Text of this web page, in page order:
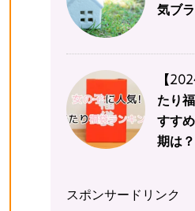
気ブ
【
たり
すす
期は？
スポンサードリンク